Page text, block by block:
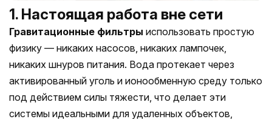
1. Настоящая работа вне сети
Гравитационные фильтры использовать простую
физику — никаких насосов, никаких лампочек,
никаких шнуров питания. Вода протекает через
активированный уголь и ионообменную среду только
под действием силы тяжести, что делает эти
системы идеальными для удаленных объектов,